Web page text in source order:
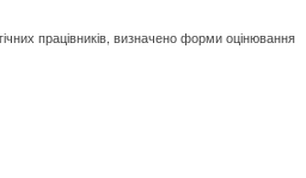
працівників, визначено форми оцінювання